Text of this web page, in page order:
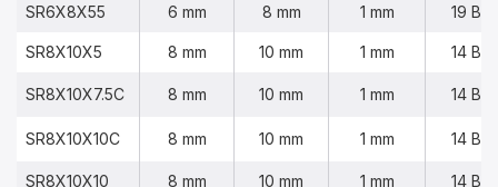
SR6X8X55 6 mm 8 mm 1 mm 19
SR8X10X5 8 mm 10 mm 1 mm 14
SR8X10X7.5C 8 mm 10 mm 1 mm 14
SR8X10X10C 8 mm 10 mm 1 mm 14
SR8X10X10 8 mm 10 mm 1 mm 14